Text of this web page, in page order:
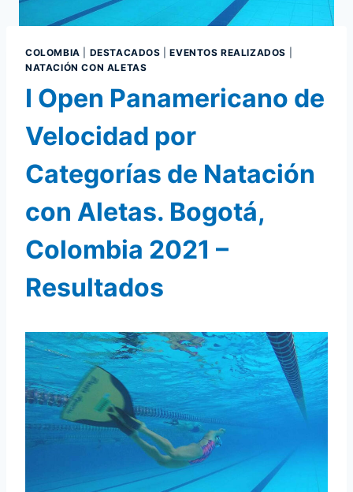
COLOMBIA DESTACADOS |EVENTOS REALIZADOS
NATACIÓN CON ALETAS
I Open Panamericano de
Velocidad por
Categorías de Natación
con Aletas. Bogotá,
Colombia 2021 –
Resultados